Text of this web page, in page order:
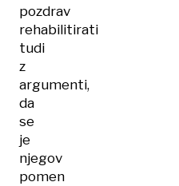
pozdrav
rehabilitirati
tudi
z
argumenti,
da
se
je
njegov
pomen